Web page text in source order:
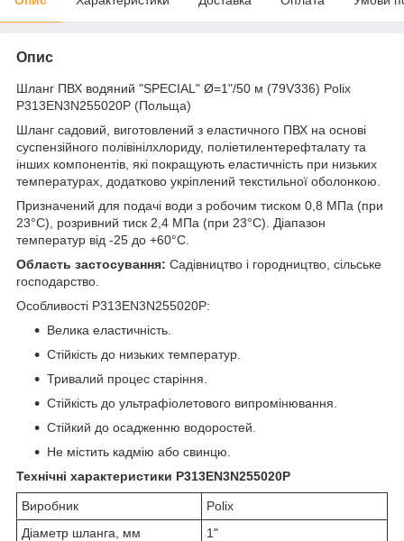
Опис
Шланг ПВХ водяний "SPECIAL" Ø=1"/50 м (79V336) Polix
P313EN3N255020P (Польща)
Шланг садовий, виготовлений з еластичного ПВХ на основі
суспензійного полівінілхлориду, поліетилентерефталату та
інших компонентів, які покращують еластичність при низьких
температурах, додатково укріплений текстильної оболонкою.
Призначений для подачі води з робочим тиском 0,8 МПа (при
23°C), розривний тиск 2,4 МПа (при 23°C). Діапазон
температур від -25 до +60°C.
Область застосування: Садівництво і городництво, сільське
господарство.
Особливості P313EN3N255020P:
Велика еластичність.
Стійкість до низьких температур.
Тривалий процес старіння.
Стійкість до ультрафіолетового випромінювання.
Стійкий до осадженню водоростей.
Не містить кадмію або свинцю.
Технічні характеристики P313EN3N255020P
Виробник
Polix
Діаметр шланга, мм
1"